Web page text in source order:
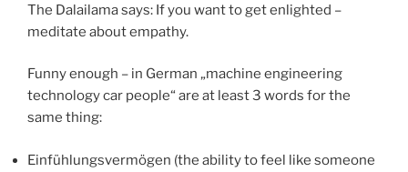
The Dalailama says: If you want to get enlighted –
meditate about empathy.
Funny enough – in German „machine engineering
technology car people“ are at least 3 words for the
same thing:
Einfühlungsvermögen (the ability to feel like someone